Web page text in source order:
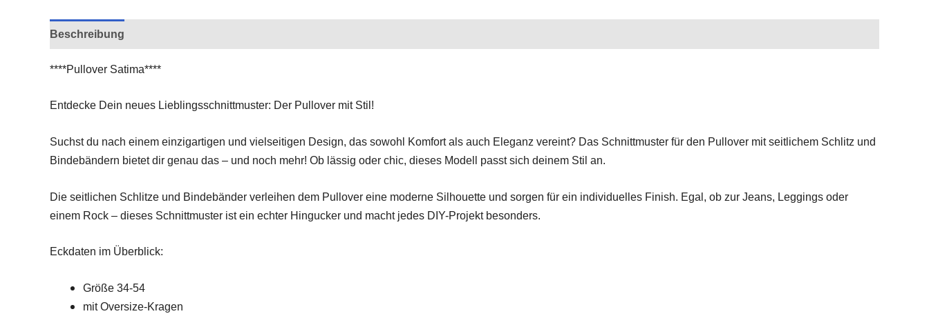
Beschreibung
****Pullover Satima****
Entdecke Dein neues Lieblingsschnittmuster: Der Pullover mit Stil!
Suchst du nach einem einzigartigen und vielseitigen Design, das sowohl Komfort als auch Eleganz vereint? Das Schnittmuster für den Pullover mit seitlichem Schlitz und
Bindebändern bietet dir genau das – und noch mehr! Ob lässig oder chic, dieses Modell passt sich deinem Stil an.
Die seitlichen Schlitze und Bindebänder verleihen dem Pullover eine moderne Silhouette und sorgen für ein individuelles Finish. Egal, ob zur Jeans, Leggings oder
einem Rock – dieses Schnittmuster ist ein echter Hingucker und macht jedes DIY-Projekt besonders.
Eckdaten im Überblick:
Größe 34-54
mit Oversize-Kragen